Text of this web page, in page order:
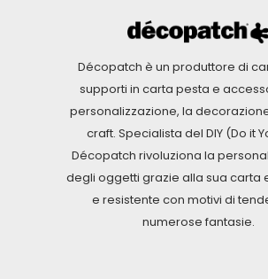
Décopatch è un produttore di
supporti in carta pesta e
personalizzazione, la
craft. Specialista del DIY (Do it
Décopatch rivoluziona la
degli oggetti grazie alla sua carta
e resistente con motivi di
numerose fantasie.